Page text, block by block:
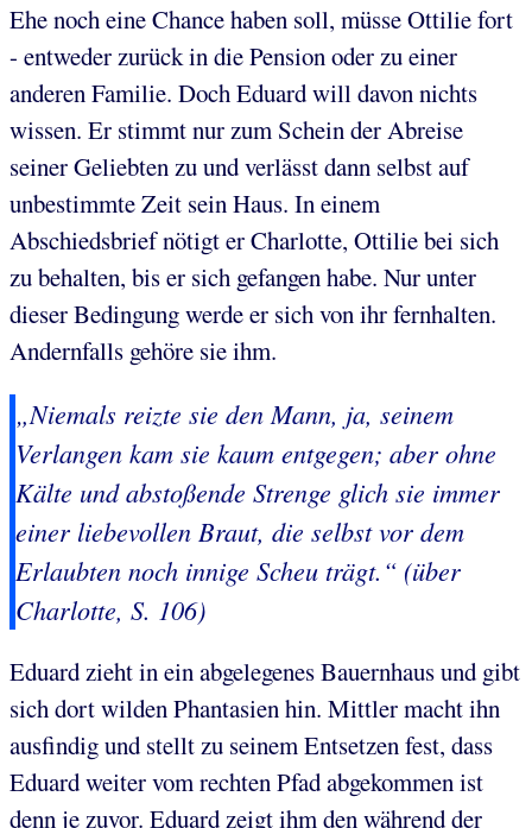
Ehe noch eine Chance haben soll, müsse Ottilie fort
- entweder zurück in die Pension oder zu einer
anderen Familie. Doch Eduard will davon nichts
wissen. Er stimmt nur zum Schein der Abreise
seiner Geliebten zu und verlässt dann selbst auf
unbestimmte Zeit sein Haus. In einem
Abschiedsbrief nötigt er Charlotte, Ottilie bei sich
zu behalten, bis er sich gefangen habe. Nur unter
dieser Bedingung werde er sich von ihr fernhalten.
Andernfalls gehöre sie ihm.
„Niemals reizte sie den Mann, ja, seinem
Verlangen kam sie kaum entgegen; aber ohne
Kälte und abstoßende Strenge glich sie immer
einer liebevollen Braut, die selbst vor dem
Erlaubten noch innige Scheu trägt.“ (über
Charlotte, S. 106)
Eduard zieht in ein abgelegenes Bauernhaus und gibt
sich dort wilden Phantasien hin. Mittler macht ihn
ausfindig und stellt zu seinem Entsetzen fest, dass
Eduard weiter vom rechten Pfad abgekommen ist
denn je zuvor. Eduard zeigt ihm den während der